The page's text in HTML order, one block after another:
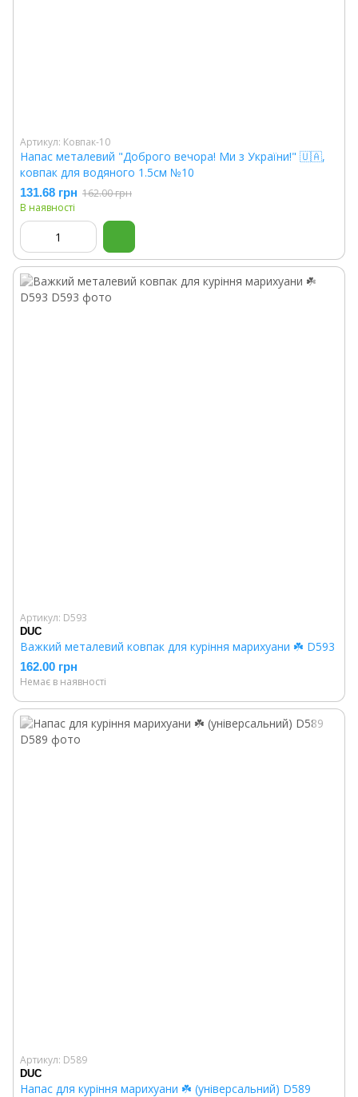
Артикул: Ковпак-10
Напас металевий "Доброго вечора! Ми з України!" 🇺🇦,
ковпак для водяного 1.5см №10
131.68 грн 162.00 грн
В наявності
Артикул: D593
DUC
Важкий металевий ковпак для куріння марихуани ☘️ D593
162.00 грн
Немає в наявності
Артикул: D589
DUC
Напас для куріння марихуани ☘️ (універсальний) D589